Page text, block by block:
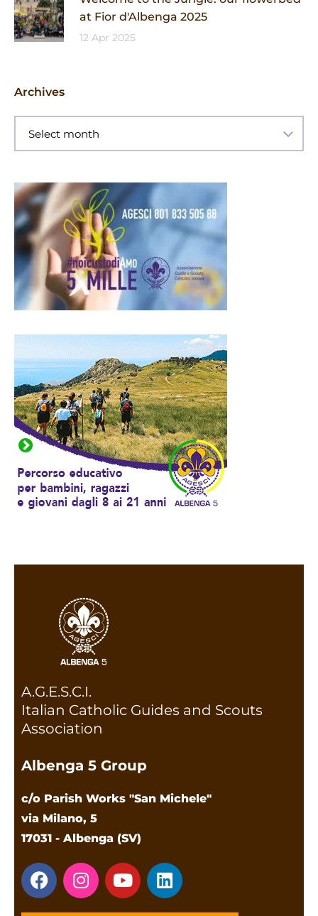
at Fior d'Albenga 2025
12 Apr 2025
Archives
A.G.E.S.C.I.
Italian Catholic Guides and Scouts
Association
Albenga 5 Group
c/o Parish Works "San Michele"
via Milano, 5
17031 - Albenga (SV)